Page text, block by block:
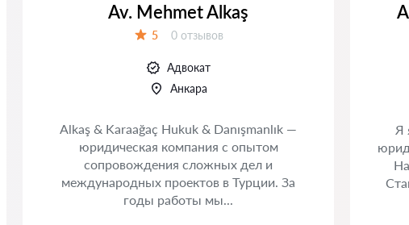
Av. Mehmet Alkaş
5 Отзывов:
0 отзывов
Адвокат
Анкара
Alkaş & Karaağaç Hukuk & Danışmanlık —
юридическая компания с опытом
сопровождения сложных дел и
международных проектов в Турции. За
годы работы мы...
Я